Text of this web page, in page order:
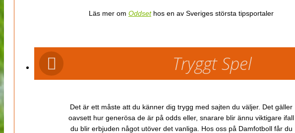
Läs mer om Oddsethos en av Sveriges största tipsportaler
Tryggt Spel
Det är ett måste att du känner dig trygg med sajten du väljer. Det gäller
oavsett hur generösa de är på odds eller, snarare blir ännu viktigare ifall
du blir erbjuden något utöver det vanliga. Hos oss på Damfotboll får du